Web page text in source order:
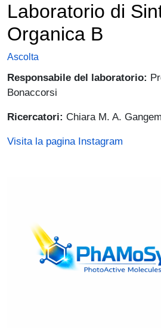
Laboratorio di
Organica B
Ascolta
Responsabile del laboratorio:
Bonaccorsi
Ricercatori: Chiara M. A.
Visita la pagina Instagram